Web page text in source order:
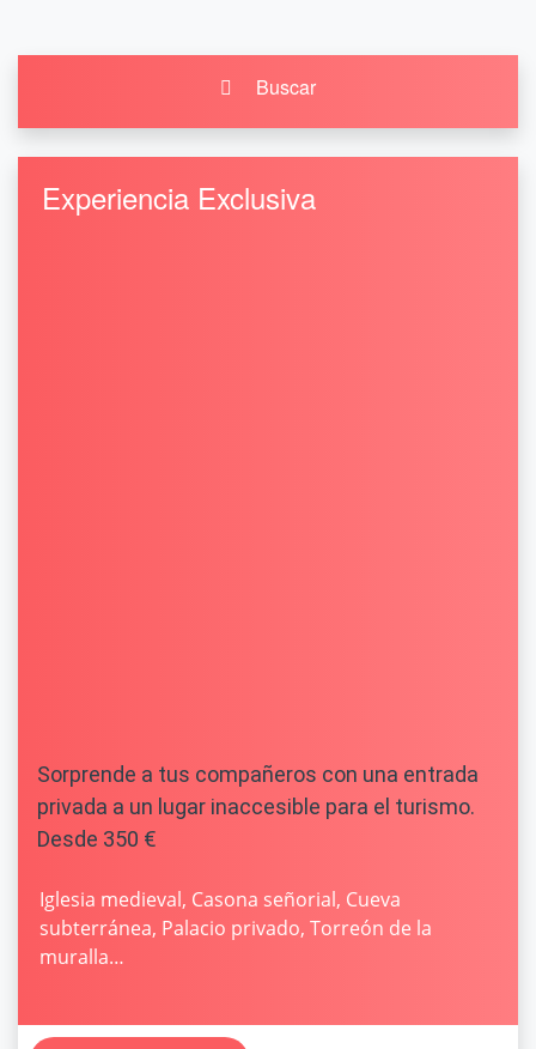
Buscar
Experiencia Exclusiva
Sorprende a tus compañeros con una entrada
privada a un lugar inaccesible para el turismo.
Desde 350 €
Iglesia medieval, Casona señorial, Cueva
subterránea, Palacio privado, Torreón de la
muralla…